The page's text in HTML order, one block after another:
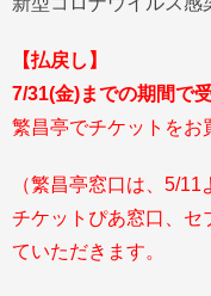
【払戻し】
7/31(金)までの期間で
繁昌亭でチケットをお
（繁昌亭窓口は、5/
チケットぴあ窓口、セ
ていただきます。